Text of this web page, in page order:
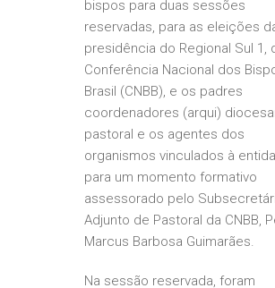
bispos para duas sessões
reservadas, para as eleições
presidência do Regional Sul 1,
Conferência Nacional dos
Brasil (CNBB), e os padres
coordenadores (arqui)
pastoral e os agentes dos
organismos vinculados à
para um momento formativo
assessorado pelo
Adjunto de Pastoral da CNBB,
Marcus Barbosa Guimarães.
Na sessão reservada, foram